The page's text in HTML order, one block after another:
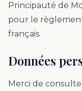
Principauté de
pour le
français.
Données
Merci de